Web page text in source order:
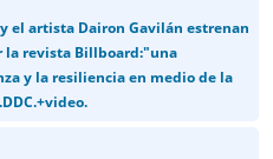
el artista Dairon Gavilán estrenan
la revista Billboard:"una
y la resiliencia en medio de la